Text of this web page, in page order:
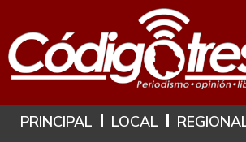
Hoy es: 7 de Agosto de
PRINCIPAL LOCAL